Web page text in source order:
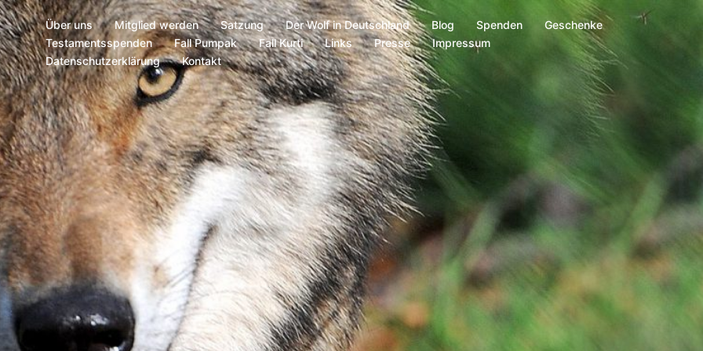
Über uns Mitglied werden Satzung Der Wolf in Deutschland Blog Spenden
Geschenke
Testamentsspenden
Fall Pumpak Fall Kurti Links Presse
Impressum
Datenschutzerklärung
Kontakt